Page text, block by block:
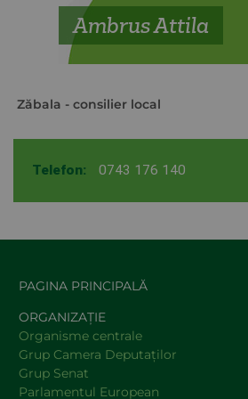
Ambrus Attila
Zăbala - consilier local
Telefon: 0743 176 140
PAGINA PRINCIPALĂ
ORGANIZAȚIE
Organisme centrale
Grup Camera Deputaţilor
Grup Senat
Parlamentul European